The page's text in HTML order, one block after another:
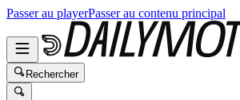
Passer au playerPasser au contenu principal
Rechercher